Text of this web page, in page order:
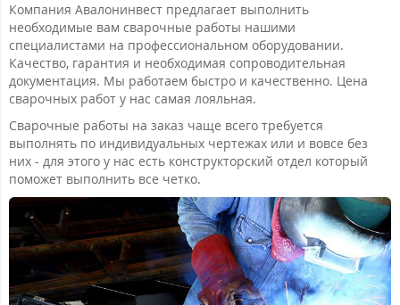
Компания Авалонинвест предлагает выполнить
необходимые вам сварочные работы нашими
специалистами на профессиональном оборудовании.
Качество, гарантия и необходимая сопроводительная
документация. Мы работаем быстро и качественно. Цена
сварочных работ у нас самая лояльная.
Сварочные работы на заказ чаще всего требуется
выполнять по индивидуальных чертежах или и вовсе без
них - для этого у нас есть конструкторский отдел который
поможет выполнить все четко.